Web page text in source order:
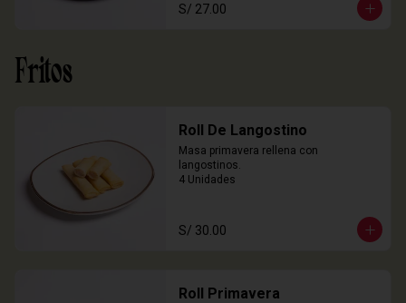
S/ 27.00
Fritos
Roll De Langostino
Masa primavera rellena con
langostinos.
4 Unidades
S/ 30.00
Roll Primavera